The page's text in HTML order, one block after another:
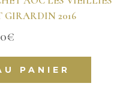
GIRARDIN 2016
€
PANIER